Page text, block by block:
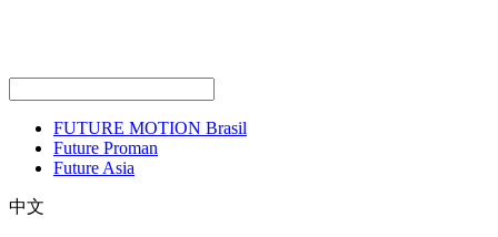
FUTURE MOTION Brasil
Future Proman
Future Asia
中文